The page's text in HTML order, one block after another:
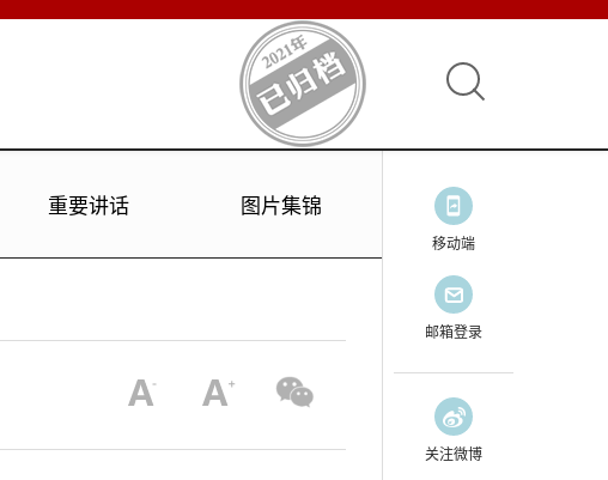
重要讲话 图片集锦
移动端
邮箱登录
关注微博